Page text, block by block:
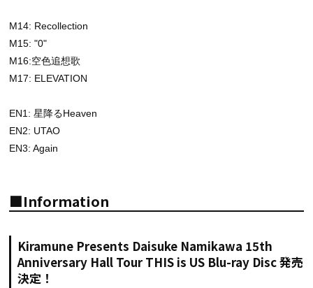
M14: Recollection
M15: "0"
M16:空色追想歌
M17: ELEVATION
EN1: 星降るHeaven
EN2: UTAO
EN3: Again
■Information
Kiramune Presents Daisuke Namikawa 15th
Anniversary Hall Tour THIS is US Blu-ray Disc 発売
決定！